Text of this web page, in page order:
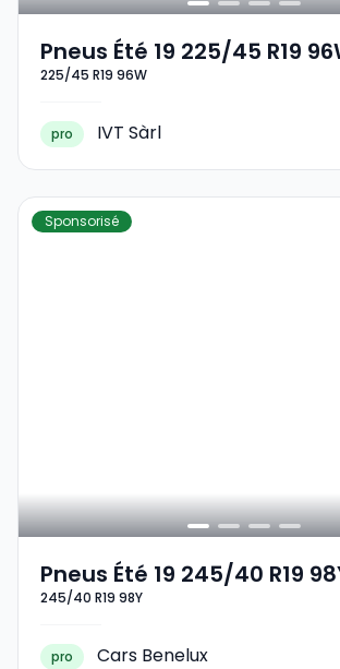
Pneus Été 19 225/45 R19
225/45 R19 96W
pro IVT Sàrl
Sponsorisé
Pneus Été 19 245/40 R19
245/40 R19 98Y
pro Cars Benelux